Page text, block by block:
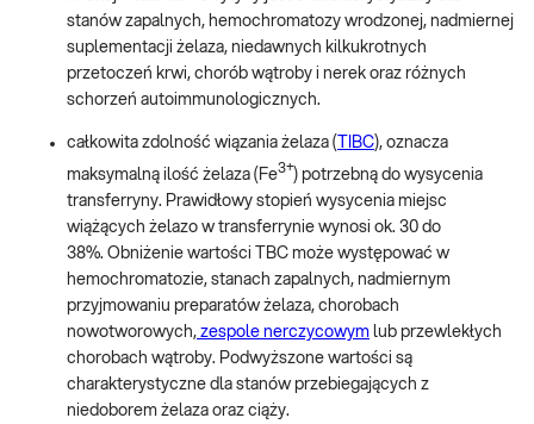
stanów zapalnych, hemochromatozy wrodzonej, nadmiernej
suplementacji żelaza, niedawnych kilkukrotnych
przetoczeń krwi, chorób wątroby i nerek oraz różnych
schorzeń autoimmunologicznych.
całkowita zdolność wiązania żelaza ( TIBC), oznacza
maksymalną ilość żelaza (Fe3+) potrzebną do wysycenia
transferryny. Prawidłowy stopień wysycenia miejsc
wiążących żelazo w transferrynie wynosi ok. 30 do
38%. Obniżenie wartości TBC może występować w
hemochromatozie, stanach zapalnych, nadmiernym
przyjmowaniu preparatów żelaza, chorobach
nowotworowych, zespole nerczycowym lub przewlekłych
chorobach wątroby. Podwyższone wartości są
charakterystyczne dla stanów przebiegających z
niedoborem żelaza oraz ciąży.